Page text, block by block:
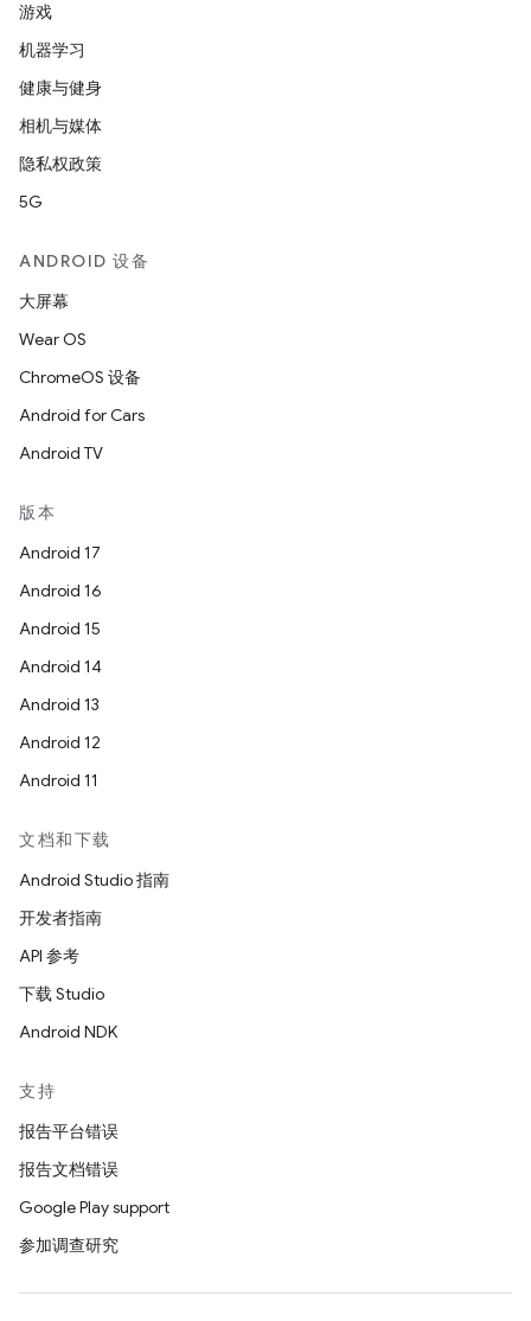
游戏
机器学习
健康与健身
相机与媒体
隐私权政策
5G
ANDROID 设备
大屏幕
Wear OS
ChromeOS 设备
Android for Cars
Android TV
版本
Android 17
Android 16
Android 15
Android 14
Android 13
Android 12
Android 11
文档和下载
Android Studio 指南
开发者指南
API 参考
下载 Studio
Android NDK
支持
报告平台错误
报告文档错误
Google Play support
参加调查研究